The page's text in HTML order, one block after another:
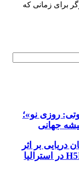
برای زمانی که
روزی نو»؛
دریایی بر اثر